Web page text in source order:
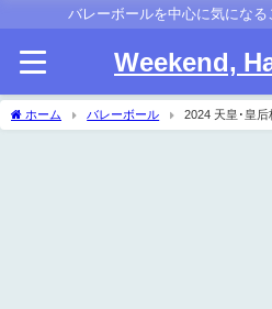
バレーボールを中心に気になる
Weekend,
ホーム バレーボール
2024 天皇･皇后
道府県ラウンド 要項･組合せ･結果